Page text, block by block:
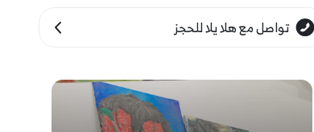
تواصل مع هلا يلا للحجز